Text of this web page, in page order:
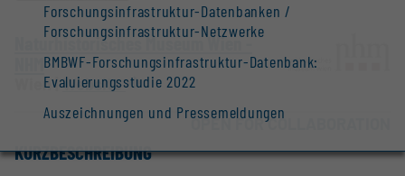
Forschungs­infrastruktur-Datenbanken /
Forschungs­infrastruktur-Netzwerke
BMBWF-Forschungsinfrastruktur-Datenbank:
Evaluierungsstudie 2022
Auszeichnungen und Pressemeldungen
Naturhistorisches Museum Wien -
Wien |Website
OPEN FOR COLLABORATION
KURZBESCHREIBUNG